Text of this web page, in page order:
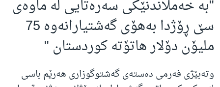
"بە خەمڵاندنێکی سەرەتایی لە ماوەی
سێ ڕۆژدا بەهۆی گەشتیارانەوە 75
ملیۆن دۆلار هاتۆتە کوردستان"
وتەبێژی فەرمی دەستەی گەشتوگوزاری هەرێم باسی